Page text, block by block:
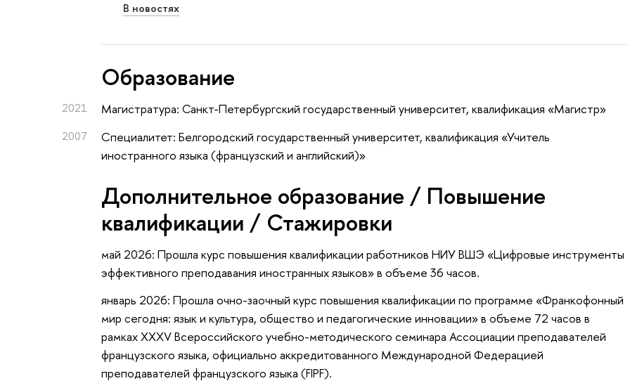
В новостях
Oбразование
2021 Магистратура: Санкт-Петербургский государственный университет, квалификация «Магистр»
2007
Специалитет: Белгородский государственный университет, квалификация «Учитель
иностранного языка (французский и английский)»
Дополнительное образование / Повышение
квалификации / Стажировки
май 2026: Прошла курс повышения квалификации работников НИУ ВШЭ «Цифровые инструменты
эффективного преподавания иностранных языков» в объеме 36 часов.
январь 2026: Прошла очно-заочный курс повышения квалификации по программе «Франкофонный
мир сегодня: язык и культура, общество и педагогические инновации» в объеме 72 часов в
рамках XXXV Всероссийского учебно-методического семинара Ассоциации преподавателей
французского языка, официально аккредитованного Международной Федерацией
преподавателей французского языка (FIPF).